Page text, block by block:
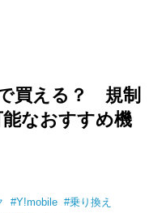
買える？ 規制
なおすすめ機
#Y!mobile #乗り換え